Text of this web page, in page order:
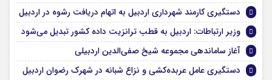
دستگیری کارمند شهرداری اردبیل به اتهام دریافت رشوه در اردبیل
وزیر ارتباطات: اردبیل به قطب ترانزیت داده کشور تبدیل می‌شود
آغاز ساماندهی مجموعه شیخ صفی‌الدین اردبیلی
دستگیری عامل عربده‌کشی و نزاع شبانه در شهرک رضوان اردبیل